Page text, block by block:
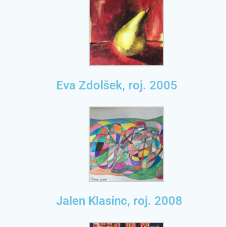
Eva Zdolšek, roj. 2005
Jalen Klasinc, roj. 2008